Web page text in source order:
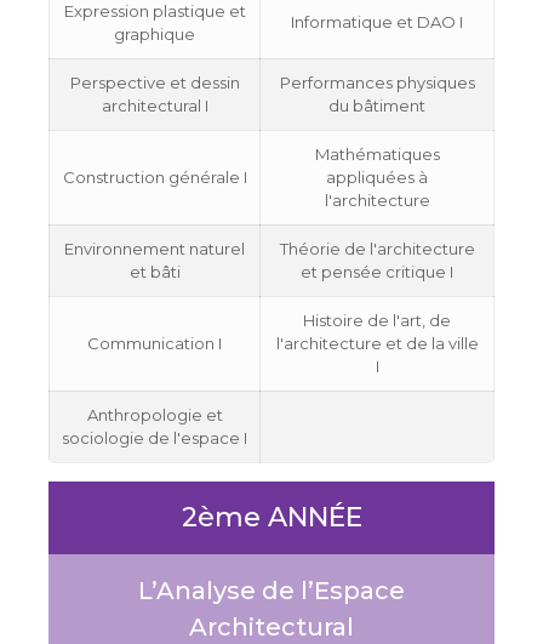
Expression plastique et
graphique
Informatique et DAO I
Perspective et dessin
architectural I
Performances physiques
du bâtiment
Construction générale I
Mathématiques
appliquées à
l'architecture
Environnement naturel
et bâti
Théorie de l'architecture
et pensée critique I
Communication I
Histoire de l'art, de
l'architecture et de la ville
I
Anthropologie et
sociologie de l'espace I
2ème ANNÉE
L’Analyse de l’Espace
Architectural